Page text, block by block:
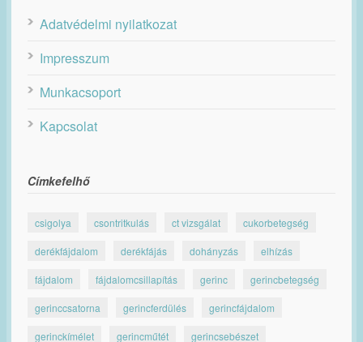
Adatvédelmi nyilatkozat
Impresszum
Munkacsoport
Kapcsolat
Címkefelhő
csigolya csontritkulás ct vizsgálat cukorbetegség
derékfájdalom derékfájás dohányzás elhízás
fájdalom fájdalomcsillapítás gerinc gerincbetegség
gerinccsatorna gerincferdülés gerincfájdalom
gerinckímélet gerincműtét gerincsebészet